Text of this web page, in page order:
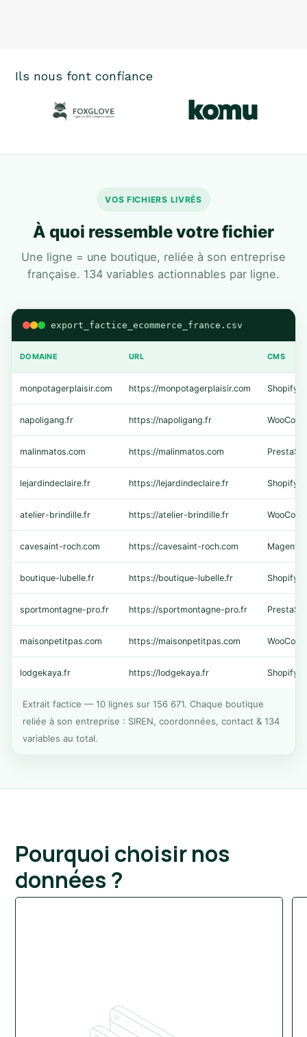
Ils nous font confiance
VOS FICHIERS LIVRÉS
À quoi ressemble votre fichier
Une ligne = une boutique, reliée à son entreprise
française. 134 variables actionnables par ligne.
export_factice_ecommerce_france.csv
DOMAINE URL CMS
monpotagerplaisir.com https://monpotagerplaisir.com Shopify
napoligang.fr https://napoligang.fr
malinmatos.com https://malinmatos.com
lejardindeclaire.fr https://lejardindeclaire.fr Shopify
atelier-brindille.fr https://atelier-brindille.fr
cavesaint-roch.com https://cavesaint-roch.com Magento
boutique-lubelle.fr https://boutique-lubelle.fr Shopify
sportmontagne-pro.fr https://sportmontagne-pro.fr
maisonpetitpas.com https://maisonpetitpas.com
lodgekaya.fr https://lodgekaya.fr Shopify
Extrait factice — 10 lignes sur 156 671. Chaque boutique
reliée à son entreprise : SIREN, coordonnées, contact & 134
variables au total.
Pourquoi choisir nos
données ?